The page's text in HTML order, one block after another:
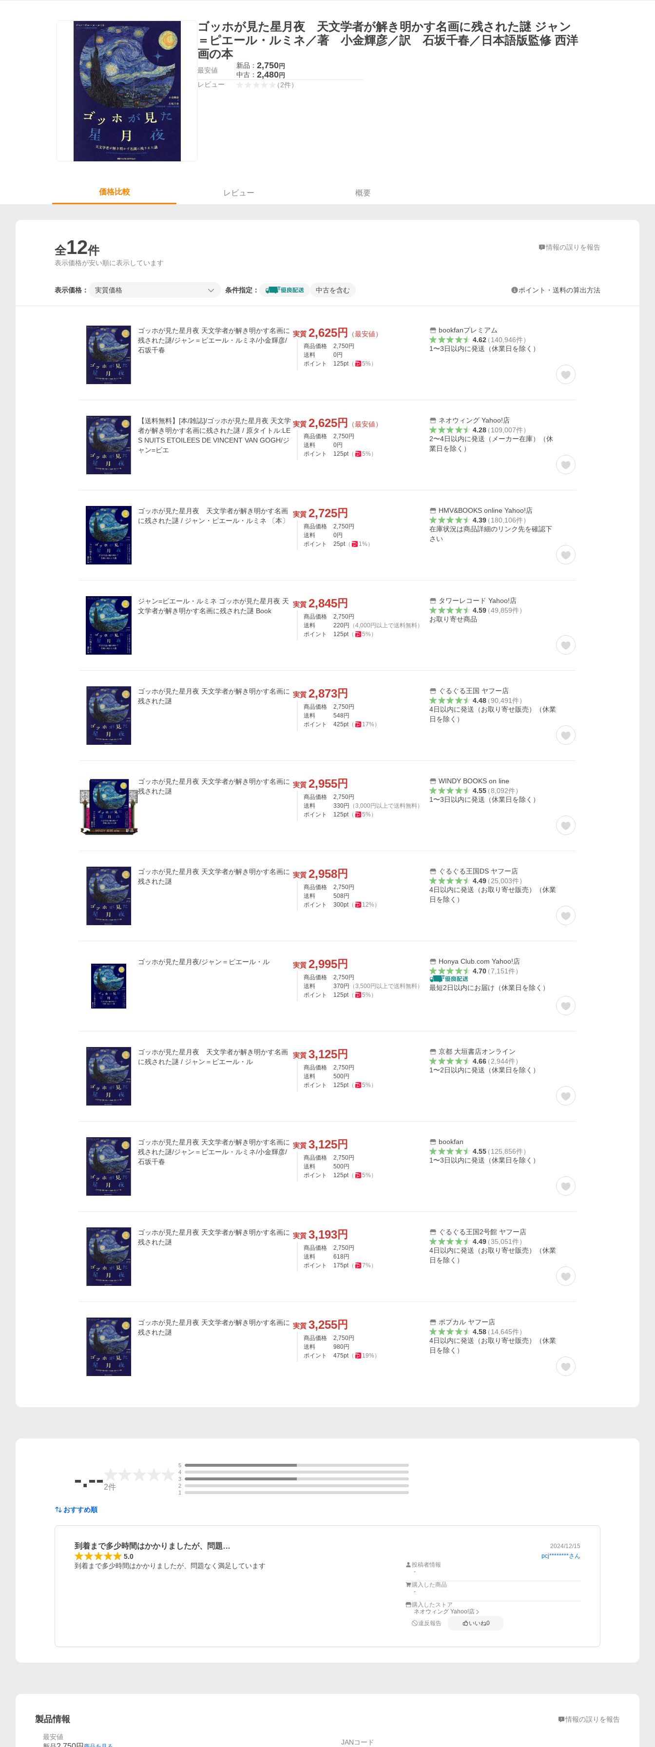
ゴッホが見た星月夜 天文学者が解き明かす名画に残された謎 ジャン
＝ピエール・ルミネ／著 小金輝彦／訳 石坂千春／日本語版監修 西洋
画の本
最安値
新品： 2,750円
中古： 2,480円
レビュー （2件）
価格比較 レビュー 概要
全12件 情報の誤りを報告
表示価格が安い順に表示しています
表示価格： 実質価格 条件指定： 中古を含む ポイント・送料の算出方法
ゴッホが見た星月夜 天文学者が解き明かす名画に
残された謎/ジャン＝ピエール・ルミネ/小金輝彦/
石坂千春
実質 2,625円 （最安値）
商品価格 2,750円
送料
0円
ポイント
125pt（ 5%）
bookfanプレミアム
4.62（140,946件）
1〜3日以内に発送（休業日を除く）
【送料無料】[本/雑誌]/ゴッホが見た星月夜 天文学
者が解き明かす名画に残された謎 / 原タイトル:LE
S NUITS ETOILEES DE VINCENT VAN GOGH/ジ
ャン=ピエ
実質 2,625円 （最安値）
商品価格 2,750円
送料
0円
ポイント
125pt（ 5%）
ネオウィング Yahoo!店
4.28（109,007件）
2〜4日以内に発送（メーカー在庫）（休
業日を除く）
ゴッホが見た星月夜 天文学者が解き明かす名画
に残された謎 / ジャン・ピエール・ルミネ 〔本〕
実質 2,725円
商品価格 2,750円
送料
0円
ポイント
25pt（ 1%）
HMV&BOOKS online Yahoo!店
4.39（180,106件）
在庫状況は商品詳細のリンク先を確認下
さい
ジャン=ピエール・ルミネ ゴッホが見た星月夜 天
文学者が解き明かす名画に残された謎 Book
実質 2,845円
商品価格 2,750円
送料
220円 （4,000 円以上で送料無料）
ポイント
125pt（ 5%）
タワーレコード Yahoo!店
4.59（49,859件）
お取り寄せ商品
ゴッホが見た星月夜 天文学者が解き明かす名画に
残された謎
実質 2,873円
商品価格 2,750円
送料
548 円
ポイント
425pt（ 17%）
ぐるぐる王国 ヤフー店
4.48（90,491件）
4日以内に発送（お取り寄せ販売）（休業
日を除く）
ゴッホが見た星月夜 天文学者が解き明かす名画に
残された謎
実質 2,955円
商品価格 2,750円
送料
330円 （3,000 円以上で送料無料）
ポイント
125pt（ 5%）
WINDY BOOKS on line
4.55（8,092件）
1〜3日以内に発送（休業日を除く）
ゴッホが見た星月夜 天文学者が解き明かす名画に
残された謎
実質 2,958円
商品価格 2,750円
送料
508 円
ポイント
300pt（ 12%）
ぐるぐる王国DS ヤフー店
4.49（25,003件）
4日以内に発送（お取り寄せ販売）（休業
日を除く）
ゴッホが見た星月夜/ジャン＝ピエール・ル 実質 2,995円
商品価格 2,750円
送料
370円 （3,500 円以上で送料無料）
ポイント
125pt（ 5%）
Honya Club.com Yahoo!店
4.70（7,151件）
最短2日以内にお届け（休業日を除く）
ゴッホが見た星月夜 天文学者が解き明かす名画
に残された謎 / ジャン＝ピエール・ル
実質 3,125円
商品価格 2,750円
送料
500円
ポイント
125pt（ 5%）
京都 大垣書店オンライン
4.66（2,944件）
1〜2日以内に発送（休業日を除く）
ゴッホが見た星月夜 天文学者が解き明かす名画に
残された謎/ジャン＝ピエール・ルミネ/小金輝彦/
石坂千春
実質 3,125円
商品価格 2,750円
送料
500円
ポイント
125pt（ 5%）
bookfan
4.55（125,856件）
1〜3日以内に発送（休業日を除く）
ゴッホが見た星月夜 天文学者が解き明かす名画に
残された謎
実質 3,193円
商品価格 2,750円
送料
618 円
ポイント
175pt（ 7%）
ぐるぐる王国2号館 ヤフー店
4.49（35,051件）
4日以内に発送（お取り寄せ販売）（休業
日を除く）
ゴッホが見た星月夜 天文学者が解き明かす名画に
残された謎
実質 3,255円
商品価格 2,750円
送料
980円
ポイント
475pt（ 19%）
ポプカル ヤフー店
4.58（14,645件）
4日以内に発送（お取り寄せ販売）（休業
日を除く）
-.--2件
5
4
3
2
1
おすすめ順
到着まで多少時間はかかりましたが、問題… 2024/12/15
5.0 pcj********さん
到着まで多少時間はかかりましたが、問題なく満足しています
投稿者情報
-
購入した商品
-
購入したストア
ネオウィング Yahoo!店
違反報告
いいね0
製品情報 情報の誤りを報告
最安値
JANコード